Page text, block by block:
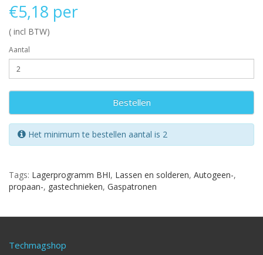
€5,18 per
( incl BTW)
Aantal
Bestellen
Het minimum te bestellen aantal is 2
Tags: Lagerprogramm BHI, Lassen en solderen, Autogeen-,
propaan-, gastechnieken, Gaspatronen
Techmagshop